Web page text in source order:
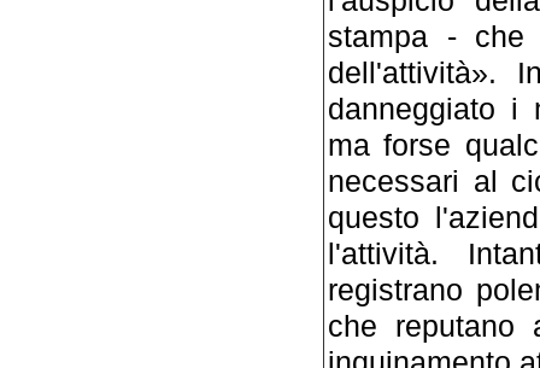
stampa - che
dell'attività».
danneggiato i
ma forse
necessari al
questo
l'attività.
registrano
che reputano